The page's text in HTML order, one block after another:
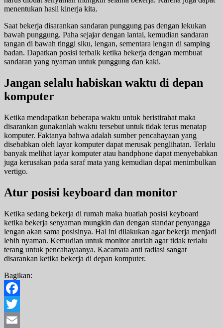
menentukan hasil kinerja kita.
Saat bekerja disarankan sandaran punggung pas dengan lekukan
bawah punggung. Paha sejajar dengan lantai, kemudian sandaran
tangan di bawah tinggi siku, lengan, sementara lengan di samping
badan. Dapatkan posisi terbaik ketika bekerja dengan membuat
sandaran yang nyaman untuk punggung dan kaki.
Jangan selalu habiskan waktu di depan
komputer
Ketika mendapatkan beberapa waktu untuk beristirahat maka
disarankan gunakanlah waktu tersebut untuk tidak terus menatap
komputer. Faktanya bahwa adalah sumber pencahayaan yang
disebabkan oleh layar komputer dapat merusak penglihatan. Terlalu
banyak melihat layar komputer atau handphone dapat menyebabkan
juga kerusakan pada saraf mata yang kemudian dapat menimbulkan
vertigo.
Atur posisi keyboard dan monitor
Ketika sedang bekerja di rumah maka buatlah posisi keyboard
ketika bekerja senyaman mungkin dan dengan standar penyangga
lengan akan sama posisinya. Hal ini dilakukan agar bekerja menjadi
lebih nyaman. Kemudian untuk monitor aturlah agar tidak terlalu
terang untuk pencahayaanya. Kacamata anti radiasi sangat
disarankan ketika bekerja di depan komputer.
Bagikan:
Facebook
Twitter